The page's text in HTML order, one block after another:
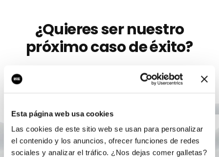
Esta página web usa cookies
Las cookies de este sitio web se usan para personalizar
el contenido y los anuncios, ofrecer funciones de redes
sociales y analizar el tráfico. ¿Nos dejas comer galletas?
¿Quieres ser nuestro
próximo caso de éxito?
Mouth2Mouth
a crecer con marketing digital serio.
Sin permanencia, sin humo, con un único
Agendar auditoría gratis